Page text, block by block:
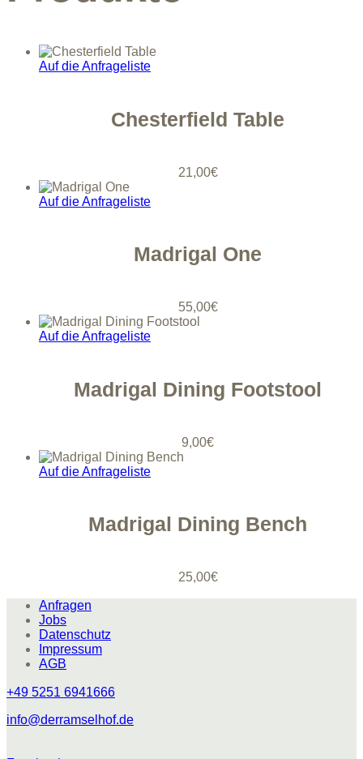
Auf die Anfrageliste
Chesterfield Table
21,00€
Auf die Anfrageliste
Madrigal One
55,00€
Auf die Anfrageliste
Madrigal Dining Footstool
9,00€
Auf die Anfrageliste
Madrigal Dining Bench
25,00€
Anfragen
Jobs
Datenschutz
Impressum
AGB
+49 5251 6941666
info@derramselhof.de